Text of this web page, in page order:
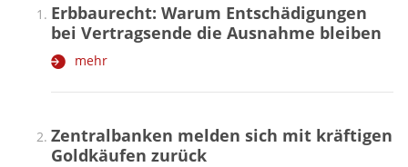
Erbbaurecht: Warum Entschädigungen
bei Vertragsende die Ausnahme bleiben
mehr
Zentralbanken melden sich mit kräftigen
Goldkäufen zurück